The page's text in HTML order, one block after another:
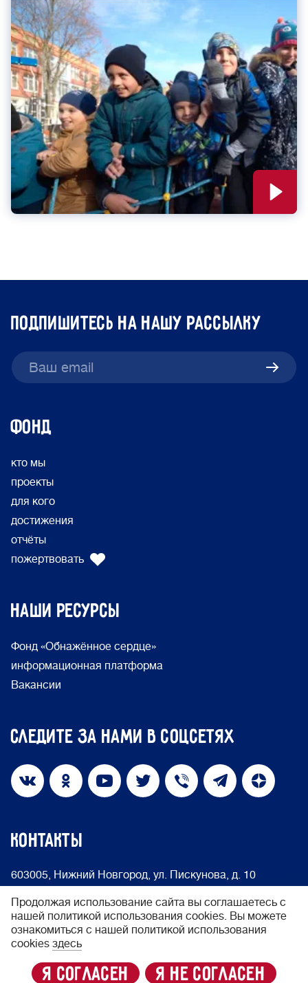
подпишитесь на нашу рассылку
ФОНД
кто мы
проекты
для кого
достижения
отчёты
пожертвовать
Наши ресурсы
Фонд «Обнажённое сердце»
информационная платформа
Вакансии
Следите за нами в соцсетях
КОНТАКТЫ
603005, Нижний Новгород, ул. Пискунова, д. 10
info@nakedheart.ru
8 (800) 500-66-75
© 2024 Фонд «Обнажённые сердца»
Продолжая использование сайта вы соглашаетесь с
нашей политикой использования cookies. Вы можете
ознакомиться с нашей политикой использования
cookies здесь
я согласен я не согласен